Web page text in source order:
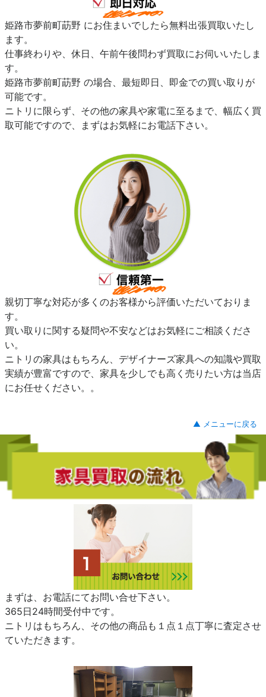
姫路市夢前町莇野 にお住まいでしたら無料出張買取いたし
ます。
仕事終わりや、休日、午前午後問わず買取にお伺いいたしま
す。
姫路市夢前町莇野 の場合、最短即日、即金での買い取りが
可能です。
ニトリに限らず、その他の家具や家電に至るまで、幅広く買
取可能ですので、まずはお気軽にお電話下さい。
親切丁寧な対応が多くのお客様から評価いただいておりま
す。
買い取りに関する疑問や不安などはお気軽にご相談くださ
い。
ニトリの家具はもちろん、デザイナーズ家具への知識や買取
実績が豊富ですので、家具を少しでも高く売りたい方は当店
にお任せください。。
▲ メニューに戻る
まずは、お電話にてお問い合せ下さい。
365日24時間受付中です。
ニトリはもちろん、その他の商品も１点１点丁寧に査定させ
ていただきます。